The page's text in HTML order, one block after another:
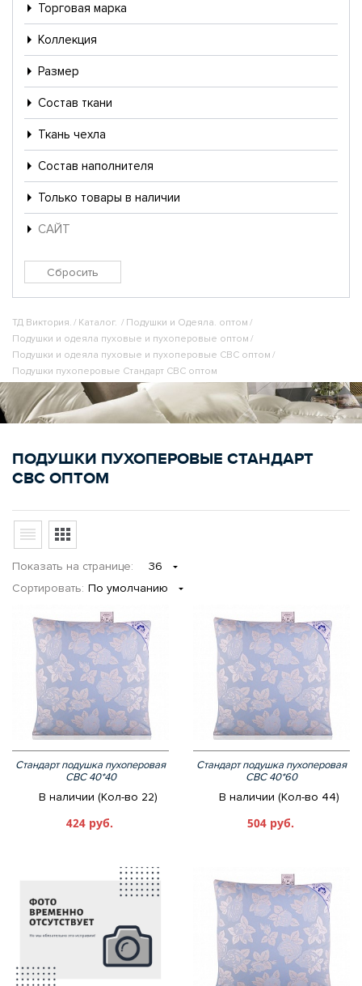
Торговая марка
Коллекция
Размер
Состав ткани
Ткань чехла
Состав наполнителя
Только товары в наличии
САЙТ
ТД Виктория. / Каталог. / Подушки и Одеяла. оптом /
Подушки и одеяла пуховые и пухоперовые оптом /
Подушки и одеяла пуховые и пухоперовые СВС оптом /
Подушки пухоперовые Стандарт СВС оптом
ПОДУШКИ ПУХОПЕРОВЫЕ СТАНДАРТ
СВС ОПТОМ
Показать на странице:
36
Сортировать: По умолчанию
Стандарт подушка пухоперовая
СВС 40*40
В наличии (Кол-во 22)
424 руб.
Стандарт подушка пухоперовая
СВС 40*60
В наличии (Кол-во 44)
504 руб.